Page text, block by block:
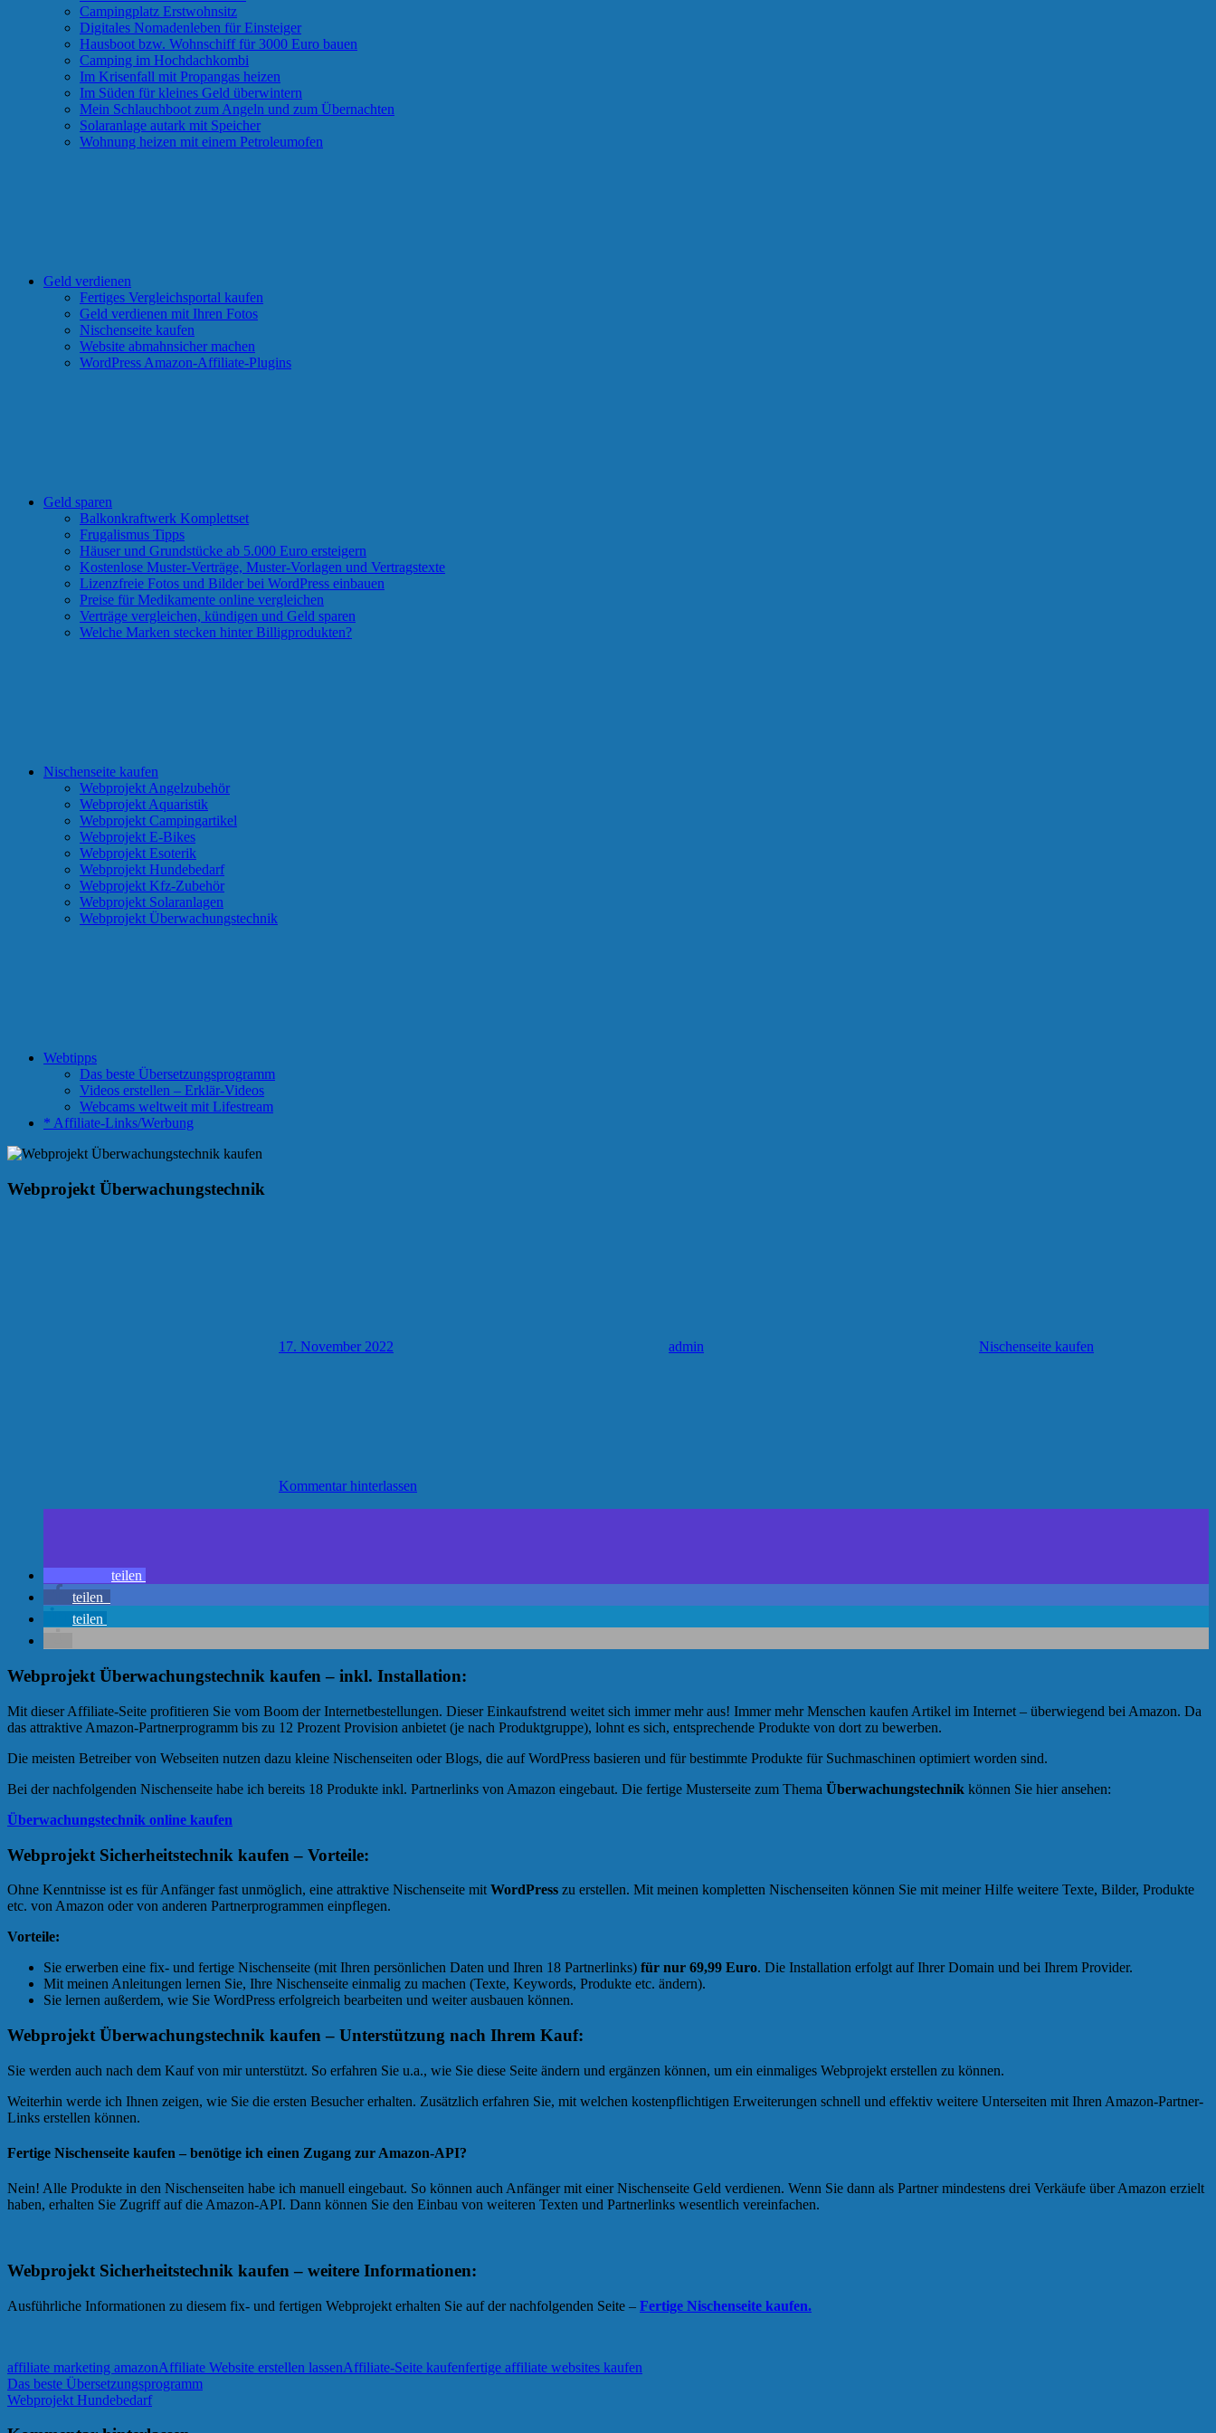
Campingplatz Erstwohnsitz
Digitales Nomadenleben für Einsteiger
Hausboot bzw. Wohnschiff für 3000 Euro bauen
Camping im Hochdachkombi
Im Krisenfall mit Propangas heizen
Im Süden für kleines Geld überwintern
Mein Schlauchboot zum Angeln und zum Übernachten
Solaranlage autark mit Speicher
Wohnung heizen mit einem Petroleumofen
Geld verdienen
Fertiges Vergleichsportal kaufen
Geld verdienen mit Ihren Fotos
Nischenseite kaufen
Website abmahnsicher machen
WordPress Amazon-Affiliate-Plugins
Geld sparen
Balkonkraftwerk Komplettset
Frugalismus Tipps
Häuser und Grundstücke ab 5.000 Euro ersteigern
Kostenlose Muster-Verträge, Muster-Vorlagen und Vertragstexte
Lizenzfreie Fotos und Bilder bei WordPress einbauen
Preise für Medikamente online vergleichen
Verträge vergleichen, kündigen und Geld sparen
Welche Marken stecken hinter Billigprodukten?
Nischenseite kaufen
Webprojekt Angelzubehör
Webprojekt Aquaristik
Webprojekt Campingartikel
Webprojekt E-Bikes
Webprojekt Esoterik
Webprojekt Hundebedarf
Webprojekt Kfz-Zubehör
Webprojekt Solaranlagen
Webprojekt Überwachungstechnik
Webtipps
Das beste Übersetzungsprogramm
Videos erstellen – Erklär-Videos
Webcams weltweit mit Lifestream
* Affiliate-Links/Werbung
Webprojekt Überwachungstechnik
17. November 2022 admin Nischenseite kaufen
Kommentar hinterlassen
teilen
teilen
teilen
Webprojekt Überwachungstechnik kaufen – inkl. Installation:
Mit dieser Affiliate-Seite profitieren Sie vom Boom der Internetbestellungen. Dieser Einkaufstrend weitet sich immer mehr aus! Immer mehr Menschen kaufen Artikel im Internet – überwiegend bei Amazon. Da
das attraktive Amazon-Partnerprogramm bis zu 12 Prozent Provision anbietet (je nach Produktgruppe), lohnt es sich, entsprechende Produkte von dort zu bewerben.
Die meisten Betreiber von Webseiten nutzen dazu kleine Nischenseiten oder Blogs, die auf WordPress basieren und für bestimmte Produkte für Suchmaschinen optimiert worden sind.
Bei der nachfolgenden Nischenseite habe ich bereits 18 Produkte inkl. Partnerlinks von Amazon eingebaut. Die fertige Musterseite zum Thema Überwachungstechnik können Sie hier ansehen:
Überwachungstechnik online kaufen
Webprojekt Sicherheitstechnik kaufen – Vorteile:
Ohne Kenntnisse ist es für Anfänger fast unmöglich, eine attraktive Nischenseite mit WordPress zu erstellen. Mit meinen kompletten Nischenseiten können Sie mit meiner Hilfe weitere Texte, Bilder, Produkte
etc. von Amazon oder von anderen Partnerprogrammen einpflegen.
Vorteile:
Sie erwerben eine fix- und fertige Nischenseite (mit Ihren persönlichen Daten und Ihren 18 Partnerlinks) für nur 69,99 Euro. Die Installation erfolgt auf Ihrer Domain und bei Ihrem Provider.
Mit meinen Anleitungen lernen Sie, Ihre Nischenseite einmalig zu machen (Texte, Keywords, Produkte etc. ändern).
Sie lernen außerdem, wie Sie WordPress erfolgreich bearbeiten und weiter ausbauen können.
Webprojekt Überwachungstechnik kaufen – Unterstützung nach Ihrem Kauf:
Sie werden auch nach dem Kauf von mir unterstützt. So erfahren Sie u.a., wie Sie diese Seite ändern und ergänzen können, um ein einmaliges Webprojekt erstellen zu können.
Weiterhin werde ich Ihnen zeigen, wie Sie die ersten Besucher erhalten. Zusätzlich erfahren Sie, mit welchen kostenpflichtigen Erweiterungen schnell und effektiv weitere Unterseiten mit Ihren Amazon-Partner-
Links erstellen können.
Fertige Nischenseite kaufen – benötige ich einen Zugang zur Amazon-API?
Nein! Alle Produkte in den Nischenseiten habe ich manuell eingebaut. So können auch Anfänger mit einer Nischenseite Geld verdienen. Wenn Sie dann als Partner mindestens drei Verkäufe über Amazon erzielt
haben, erhalten Sie Zugriff auf die Amazon-API. Dann können Sie den Einbau von weiteren Texten und Partnerlinks wesentlich vereinfachen.
Webprojekt Sicherheitstechnik kaufen – weitere Informationen:
Ausführliche Informationen zu diesem fix- und fertigen Webprojekt erhalten Sie auf der nachfolgenden Seite – Fertige Nischenseite kaufen.
affiliate marketing amazonAffiliate Website erstellen lassenAffiliate-Seite kaufenfertige affiliate websites kaufen
Beitragsnavigation
Vorheriger
Beitrag:
Das beste Übersetzungsprogramm
Nächster
Webprojekt Hundebedarf